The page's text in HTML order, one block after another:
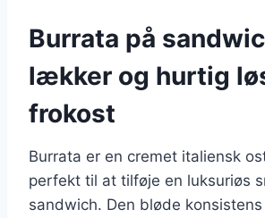
Burrata på
lækker og hurtig
frokost
Burrata er en cremet italiensk
perfekt til at tilføje en luksuriøs
sandwich. Den bløde